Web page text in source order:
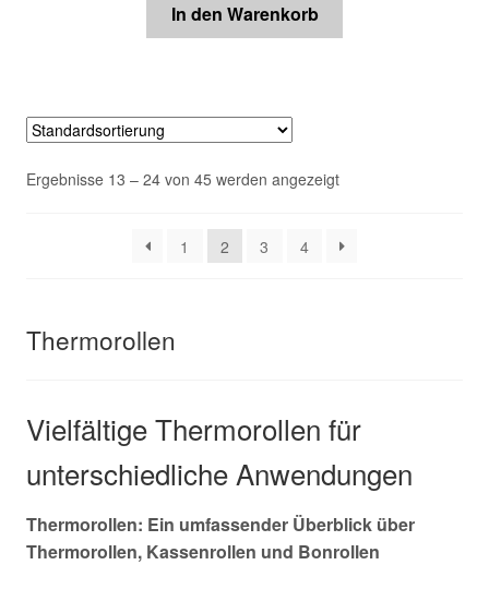
In den Warenkorb
Ergebnisse 13 – 24 von 45 werden angezeigt
1 2 3 4
Thermorollen
Vielfältige Thermorollen für
unterschiedliche Anwendungen
Thermorollen: Ein umfassender Überblick über
Thermorollen, Kassenrollen und Bonrollen